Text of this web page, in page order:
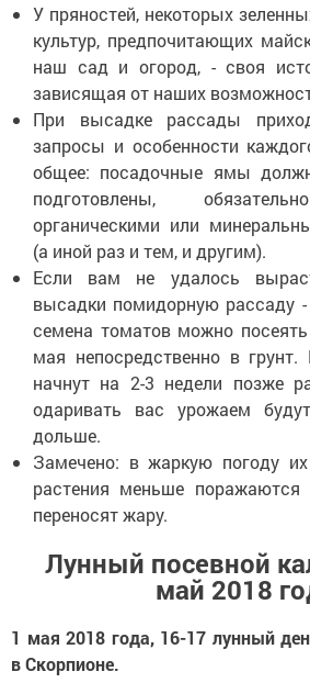
У пряностей, некоторых
культур, предпочитающих
наш сад и огород, - своя
зависящая от наших
При высадке рассады
запросы и особенности
общее: посадочные ямы
подготовлены,
органическими или
(а иной раз и тем, и другим).
Если вам не удалось
высадки помидорную рассаду -
семена томатов можно
мая непосредственно в грунт.
начнут на 2-3 недели позже
одаривать вас урожаем
дольше.
Замечено: в жаркую погоду
растения меньше поражаются
переносят жару.
Лунный посевной
май 2018
1 мая 2018 года, 16-17 лунный
в Скорпионе.